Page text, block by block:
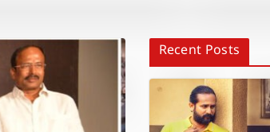
Recent Posts